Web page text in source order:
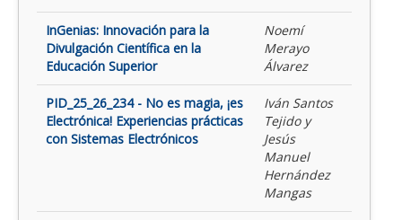
InGenias: Innovación para la
Divulgación Científica en la
Educación Superior
Noemí
Merayo
Álvarez
PID_25_26_234 - No es magia, ¡es
Electrónica! Experiencias prácticas
con Sistemas Electrónicos
Iván Santos
Tejido y
Jesús
Manuel
Hernández
Mangas